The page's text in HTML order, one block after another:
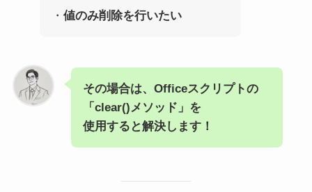
・値のみ削除を行いたい
その場合は、Officeスクリプトの
「clear()メソッド」を
使用すると解決します！